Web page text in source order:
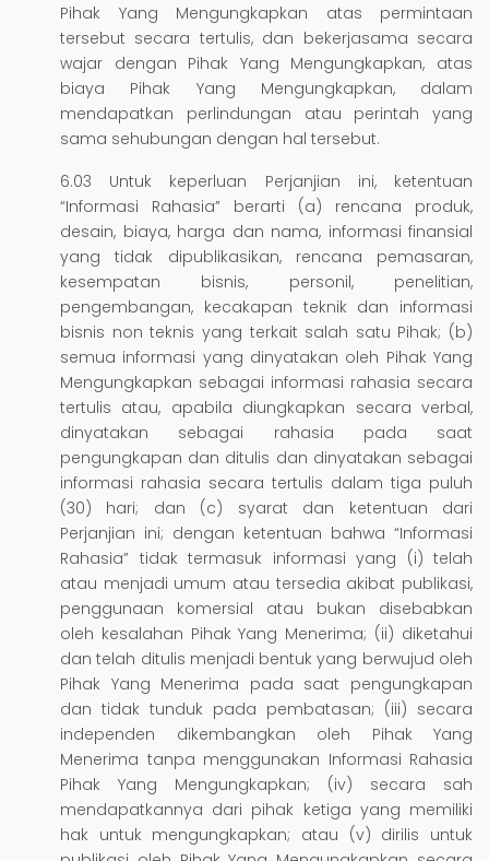
Pihak Yang Mengungkapkan atas permintaan
tersebut secara tertulis, dan bekerjasama secara
wajar dengan Pihak Yang Mengungkapkan, atas
biaya Pihak Yang Mengungkapkan, dalam
mendapatkan perlindungan atau perintah yang
sama sehubungan dengan hal tersebut.
6.03 Untuk keperluan Perjanjian ini, ketentuan
“Informasi Rahasia” berarti (a) rencana produk,
desain, biaya, harga dan nama, informasi finansial
yang tidak dipublikasikan, rencana pemasaran,
kesempatan bisnis, personil, penelitian,
pengembangan, kecakapan teknik dan informasi
bisnis non teknis yang terkait salah satu Pihak; (b)
semua informasi yang dinyatakan oleh Pihak Yang
Mengungkapkan sebagai informasi rahasia secara
tertulis atau, apabila diungkapkan secara verbal,
dinyatakan sebagai rahasia pada saat
pengungkapan dan ditulis dan dinyatakan sebagai
informasi rahasia secara tertulis dalam tiga puluh
(30) hari; dan (c) syarat dan ketentuan dari
Perjanjian ini; dengan ketentuan bahwa “Informasi
Rahasia” tidak termasuk informasi yang (i) telah
atau menjadi umum atau tersedia akibat publikasi,
penggunaan komersial atau bukan disebabkan
oleh kesalahan Pihak Yang Menerima; (ii) diketahui
dan telah ditulis menjadi bentuk yang berwujud oleh
Pihak Yang Menerima pada saat pengungkapan
dan tidak tunduk pada pembatasan; (iii) secara
independen dikembangkan oleh Pihak Yang
Menerima tanpa menggunakan Informasi Rahasia
Pihak Yang Mengungkapkan; (iv) secara sah
mendapatkannya dari pihak ketiga yang memiliki
hak untuk mengungkapkan; atau (v) dirilis untuk